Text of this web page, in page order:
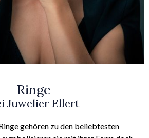
Ringe
Juwelier Ellert
gehören zu den beliebtesten